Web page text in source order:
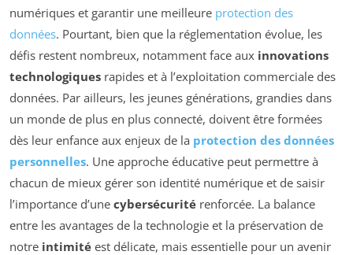
numériques et garantir une meilleure protection des
données. Pourtant, bien que la réglementation évolue, les
défis restent nombreux, notamment face aux innovations
technologiques rapides et à l’exploitation commerciale des
données. Par ailleurs, les jeunes générations, grandies dans
un monde de plus en plus connecté, doivent être formées
dès leur enfance aux enjeux de la protection des données
personnelles. Une approche éducative peut permettre à
chacun de mieux gérer son identité numérique et de saisir
l’importance d’une cybersécurité renforcée. La balance
entre les avantages de la technologie et la préservation de
notre intimité est délicate, mais essentielle pour un avenir